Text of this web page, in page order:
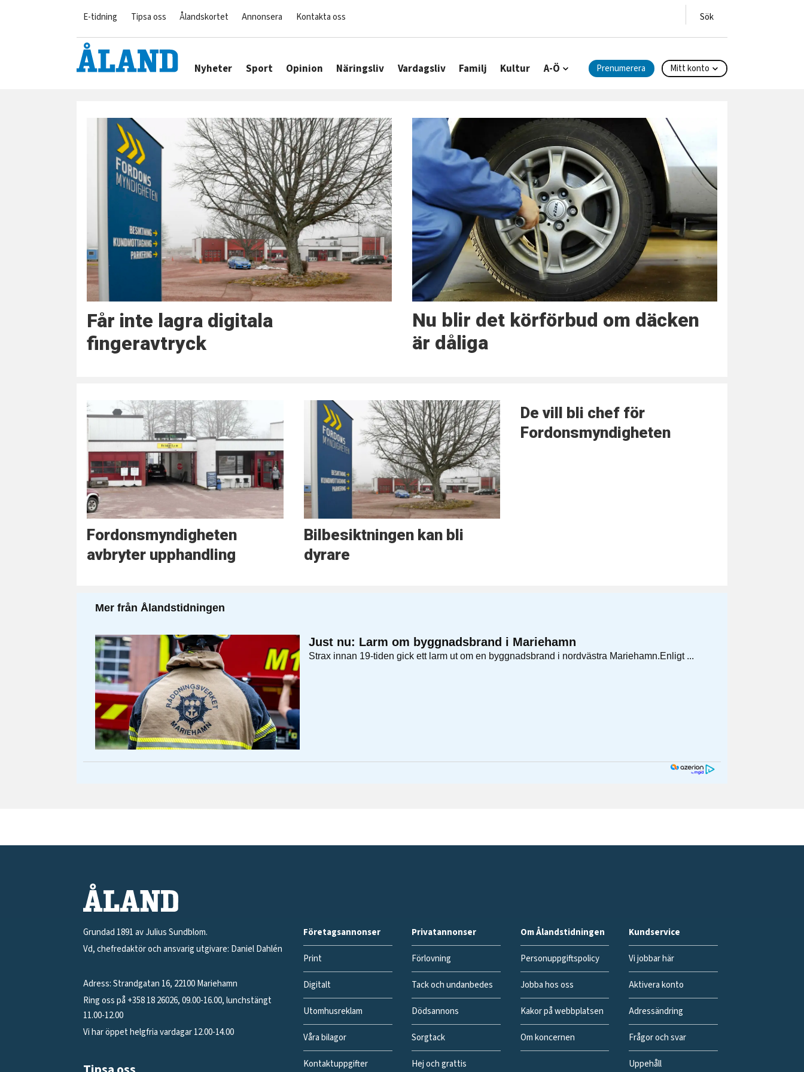
E-tidning Tipsa oss Ålandskortet Annonsera Kontakta oss
Nyheter Sport Opinion Näringsliv Vardagsliv Familj Kultur A-Ö Prenumerera Mitt konto
fordonsmyndigheten
Får inte lagra digitala
fingeravtryck
Nu blir det körförbud om däcken
är dåliga
Fordonsmyndigheten
avbryter upphandling
Bilbesiktningen kan bli
dyrare
De vill bli chef för
Fordonsmyndigheten
Grundad 1891 av Julius Sundblom.
Vd, chefredaktör och ansvarig utgivare: Daniel Dahlén
Adress: Strandgatan 16, 22100 Mariehamn
Ring oss på +358 18 26026, 09.00-16.00, lunchstängt
11.00-12.00
Vi har öppet helgfria vardagar 12.00-14.00
Företagsannonser
Print
Digitalt
Utomhusreklam
Våra bilagor
Kontaktuppgifter
Privatannonser
Förlovning
Tack och undanbedes
Dödsannons
Sorgtack
Hej och grattis
Om Ålandstidningen
Personuppgiftspolicy
Jobba hos oss
Kakor på webbplatsen
Om koncernen
Kundservice
Vi jobbar här
Aktivera konto
Adressändring
Frågor och svar
Uppehåll